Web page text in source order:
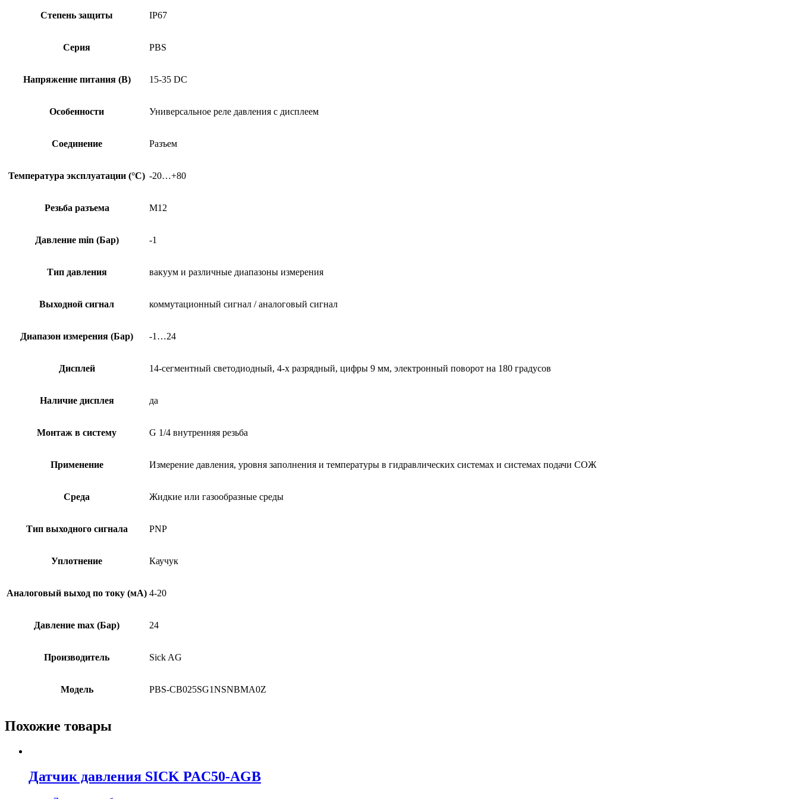
Степень защиты IP67
Серия PBS
Напряжение питания (В) 15-35 DC
Особенности Универсальное реле давления с дисплеем
Соединение Разъем
Температура эксплуатации (°C) -20…+80
Резьба разъема M12
Давление min (Бар) -1
Тип давления вакуум и различные диапазоны измерения
Выходной сигнал коммутационный сигнал / аналоговый сигнал
Диапазон измерения (Бар) -1…24
Дисплей 14-сегментный светодиодный, 4-х разрядный, цифры 9 мм, электронный поворот на 180 градусов
Наличие дисплея да
Монтаж в систему G 1/4 внутренняя резьба
Применение Измерение давления, уровня заполнения и температуры в гидравлических системах и системах подачи СОЖ
Среда Жидкие или газообразные среды
Тип выходного сигнала PNP
Уплотнение Каучук
Аналоговый выход по току (мА) 4-20
Давление max (Бар) 24
Производитель Sick AG
Модель PBS-CB025SG1NSNBMA0Z
Похожие товары
Датчик давления SICK PAC50-AGB